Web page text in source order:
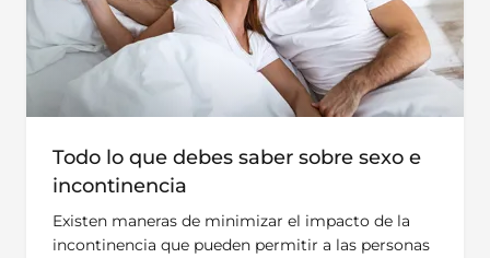
Todo lo que debes saber sobre sexo e
incontinencia
Existen maneras de minimizar el impacto de la
incontinencia que pueden permitir a las personas